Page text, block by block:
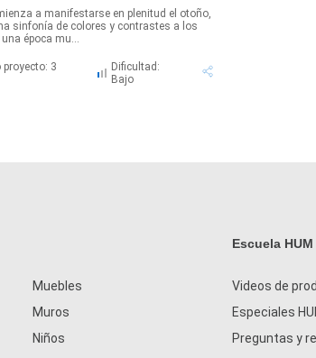
a manifestarse en plenitud el otoño,
sinfonía de colores y contrastes a los
época mu...
proyecto: 3
Dificultad:
Bajo
Muebles
Muros
Niños
Escuela HUM
Videos de
Especiales
Preguntas y